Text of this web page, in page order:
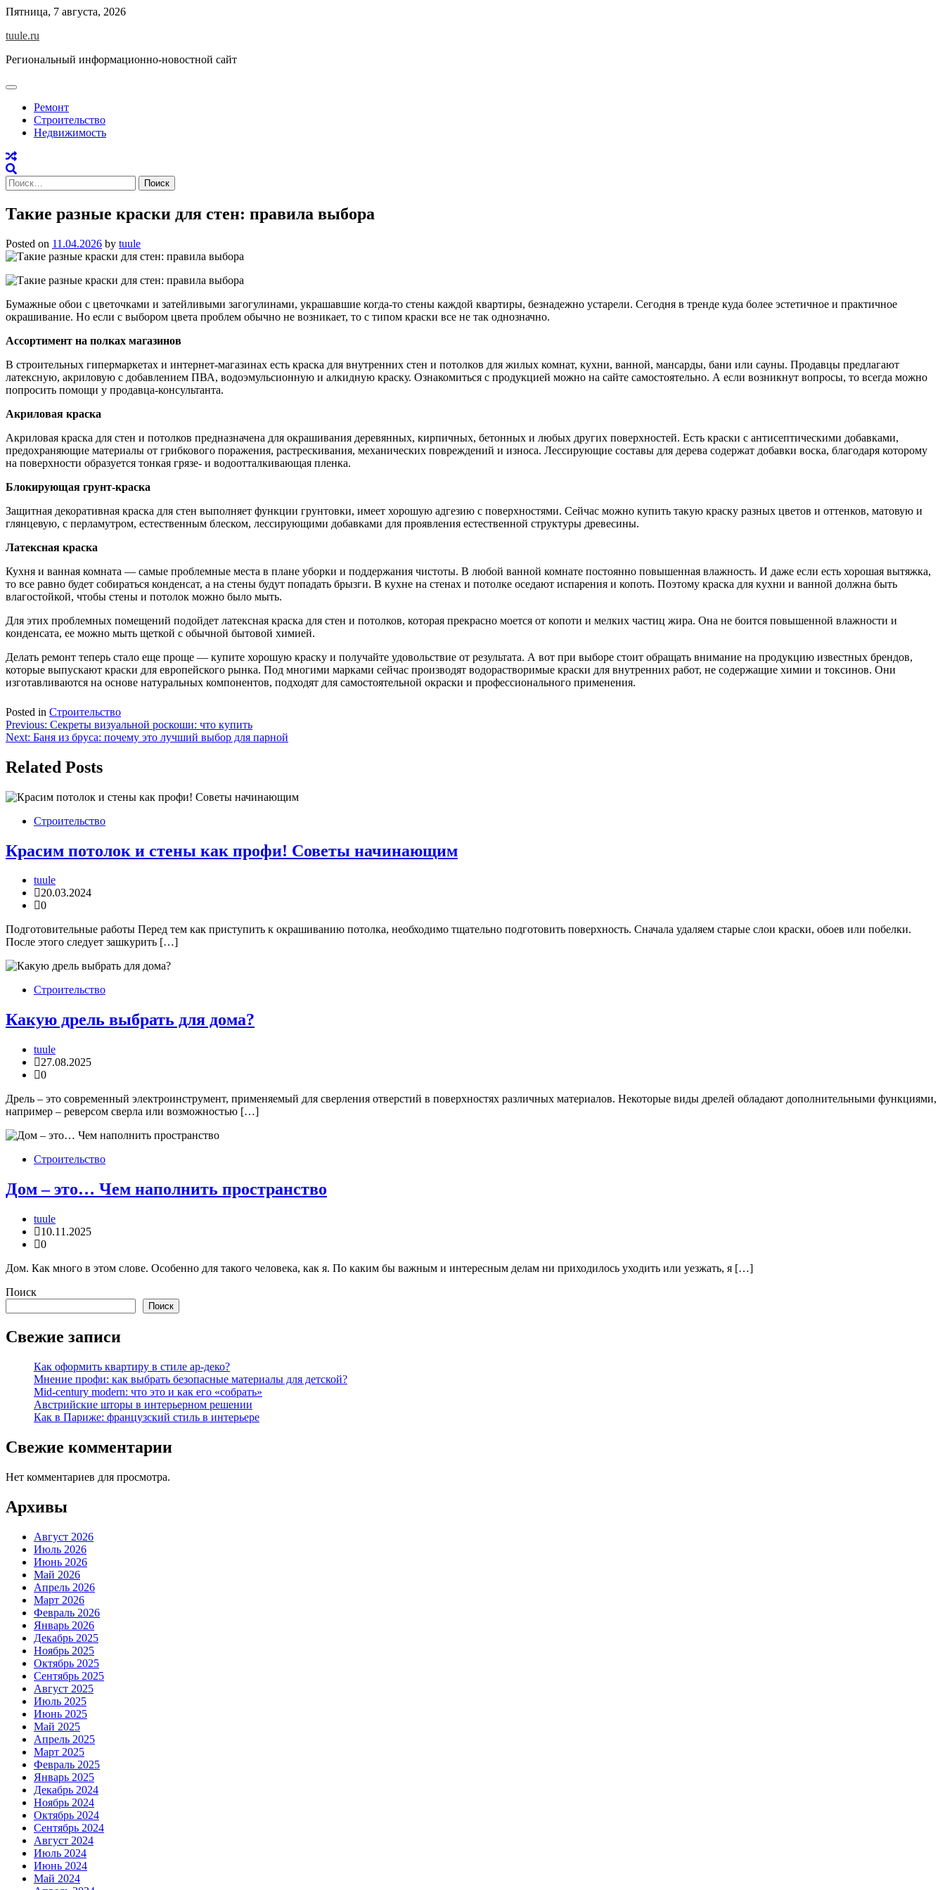
Skip
content
Пятница, 7 августа, 2026
tuule.ru
Региональный информационно-новостной сайт
Ремонт
Строительство
Недвижимость
Найти:
Такие разные краски для стен: правила выбора
Posted on 11.04.2026 by tuule
Бумажные обои с цветочками и затейливыми загогулинами, украшавшие когда-то стены каждой квартиры, безнадежно устарели. Сегодня в тренде куда более эстетичное и практичное
окрашивание. Но если с выбором цвета проблем обычно не возникает, то с типом краски все не так однозначно.
Ассортимент на полках магазинов
В строительных гипермаркетах и интернет-магазинах есть краска для внутренних стен и потолков для жилых комнат, кухни, ванной, мансарды, бани или сауны. Продавцы предлагают
латексную, акриловую с добавлением ПВА, водоэмульсионную и алкидную краску. Ознакомиться с продукцией можно на сайте самостоятельно. А если возникнут вопросы, то всегда можно
попросить помощи у продавца-консультанта.
Акриловая краска
Акриловая краска для стен и потолков предназначена для окрашивания деревянных, кирпичных, бетонных и любых других поверхностей. Есть краски с антисептическими добавками,
предохраняющие материалы от грибкового поражения, растрескивания, механических повреждений и износа. Лессирующие составы для дерева содержат добавки воска, благодаря которому
на поверхности образуется тонкая грязе- и водоотталкивающая пленка.
Блокирующая грунт-краска
Защитная декоративная краска для стен выполняет функции грунтовки, имеет хорошую адгезию с поверхностями. Сейчас можно купить такую краску разных цветов и оттенков, матовую и
глянцевую, с перламутром, естественным блеском, лессирующими добавками для проявления естественной структуры древесины.
Латексная краска
Кухня и ванная комната — самые проблемные места в плане уборки и поддержания чистоты. В любой ванной комнате постоянно повышенная влажность. И даже если есть хорошая вытяжка,
то все равно будет собираться конденсат, а на стены будут попадать брызги. В кухне на стенах и потолке оседают испарения и копоть. Поэтому краска для кухни и ванной должна быть
влагостойкой, чтобы стены и потолок можно было мыть.
Для этих проблемных помещений подойдет латексная краска для стен и потолков, которая прекрасно моется от копоти и мелких частиц жира. Она не боится повышенной влажности и
конденсата, ее можно мыть щеткой с обычной бытовой химией.
Делать ремонт теперь стало еще проще — купите хорошую краску и получайте удовольствие от результата. А вот при выборе стоит обращать внимание на продукцию известных брендов,
которые выпускают краски для европейского рынка. Под многими марками сейчас производят водорастворимые краски для внутренних работ, не содержащие химии и токсинов. Они
изготавливаются на основе натуральных компонентов, подходят для самостоятельной окраски и профессионального применения.
Posted in Строительство
Навигация
по
записям
Previous: Секреты визуальной роскоши: что купить
Next: Баня из бруса: почему это лучший выбор для парной
Related Posts
Строительство
Красим потолок и стены как профи! Советы начинающим
tuule
20.03.2024
0
Подготовительные работы Перед тем как приступить к окрашиванию потолка, необходимо тщательно подготовить поверхность. Сначала удаляем старые слои краски, обоев или побелки.
После этого следует зашкурить […]
Строительство
Какую дрель выбрать для дома?
tuule
27.08.2025
0
Дрель – это современный электроинструмент, применяемый для сверления отверстий в поверхностях различных материалов. Некоторые виды дрелей обладают дополнительными функциями,
например – реверсом сверла или возможностью […]
Строительство
Дом – это… Чем наполнить пространство
tuule
10.11.2025
0
Дом. Как много в этом слове. Особенно для такого человека, как я. По каким бы важным и интересным делам ни приходилось уходить или уезжать, я […]
Поиск
Поиск
Свежие записи
Как оформить квартиру в стиле ар-деко?
Мнение профи: как выбрать безопасные материалы для детской?
Mid-century modern: что это и как его «собрать»
Австрийские шторы в интерьерном решении
Как в Париже: французский стиль в интерьере
Свежие комментарии
Нет комментариев для просмотра.
Архивы
Август 2026
Июль 2026
Июнь 2026
Май 2026
Апрель 2026
Март 2026
Февраль 2026
Январь 2026
Декабрь 2025
Ноябрь 2025
Октябрь 2025
Сентябрь 2025
Август 2025
Июль 2025
Июнь 2025
Май 2025
Апрель 2025
Март 2025
Февраль 2025
Январь 2025
Декабрь 2024
Ноябрь 2024
Октябрь 2024
Сентябрь 2024
Август 2024
Июль 2024
Июнь 2024
Май 2024